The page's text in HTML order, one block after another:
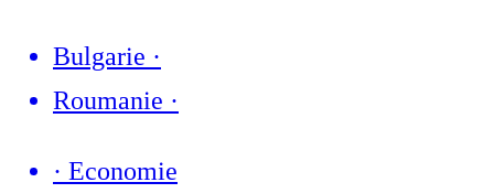
Bulgarie ·
Roumanie ·
· Economie